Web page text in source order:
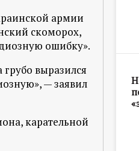
армии
скоморох,
ошибку».
выразился
— заявил
карательной